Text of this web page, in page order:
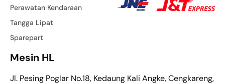
Perawatan Kendaraan
Tangga Lipat
Sparepart
Mesin HL
Jl. Pesing Poglar No.18, Kedaung Kali Angke, Cengkareng,